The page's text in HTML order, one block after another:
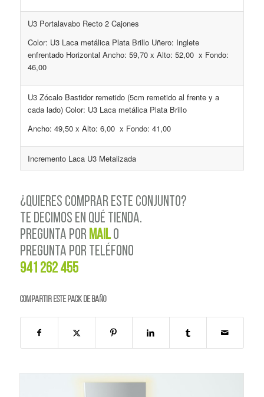
U3 Portalavabo Recto 2 Cajones
Color: U3 Laca metálica Plata Brillo Uñero: Inglete
enfrentado Horizontal Ancho: 59,70 x Alto: 52,00 x Fondo:
46,00
U3 Zócalo Bastidor remetido (5cm remetido al frente y a
cada lado) Color: U3 Laca metálica Plata Brillo
Ancho: 49,50 x Alto: 6,00 x Fondo: 41,00
Incremento Laca U3 Metalizada
¿QUIERES COMPRAR ESTE CONJUNTO?
TE DECIMOS EN QUÉ TIENDA.
PREGUNTA POR MAIL o
PREGUNTA POR TELÉFONO
941 262 455
Compartir este PACK de BAÑO